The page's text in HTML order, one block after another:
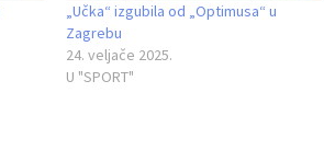
„Učka“ izgubila od „Optimusa“ u
Zagrebu
24. veljače 2025.
U "SPORT"